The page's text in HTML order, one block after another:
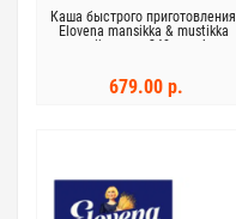
Каша быстрого приготовления
Elovena mansikka & mustikka
annospikapuuro 240г клубника
679.00 р.